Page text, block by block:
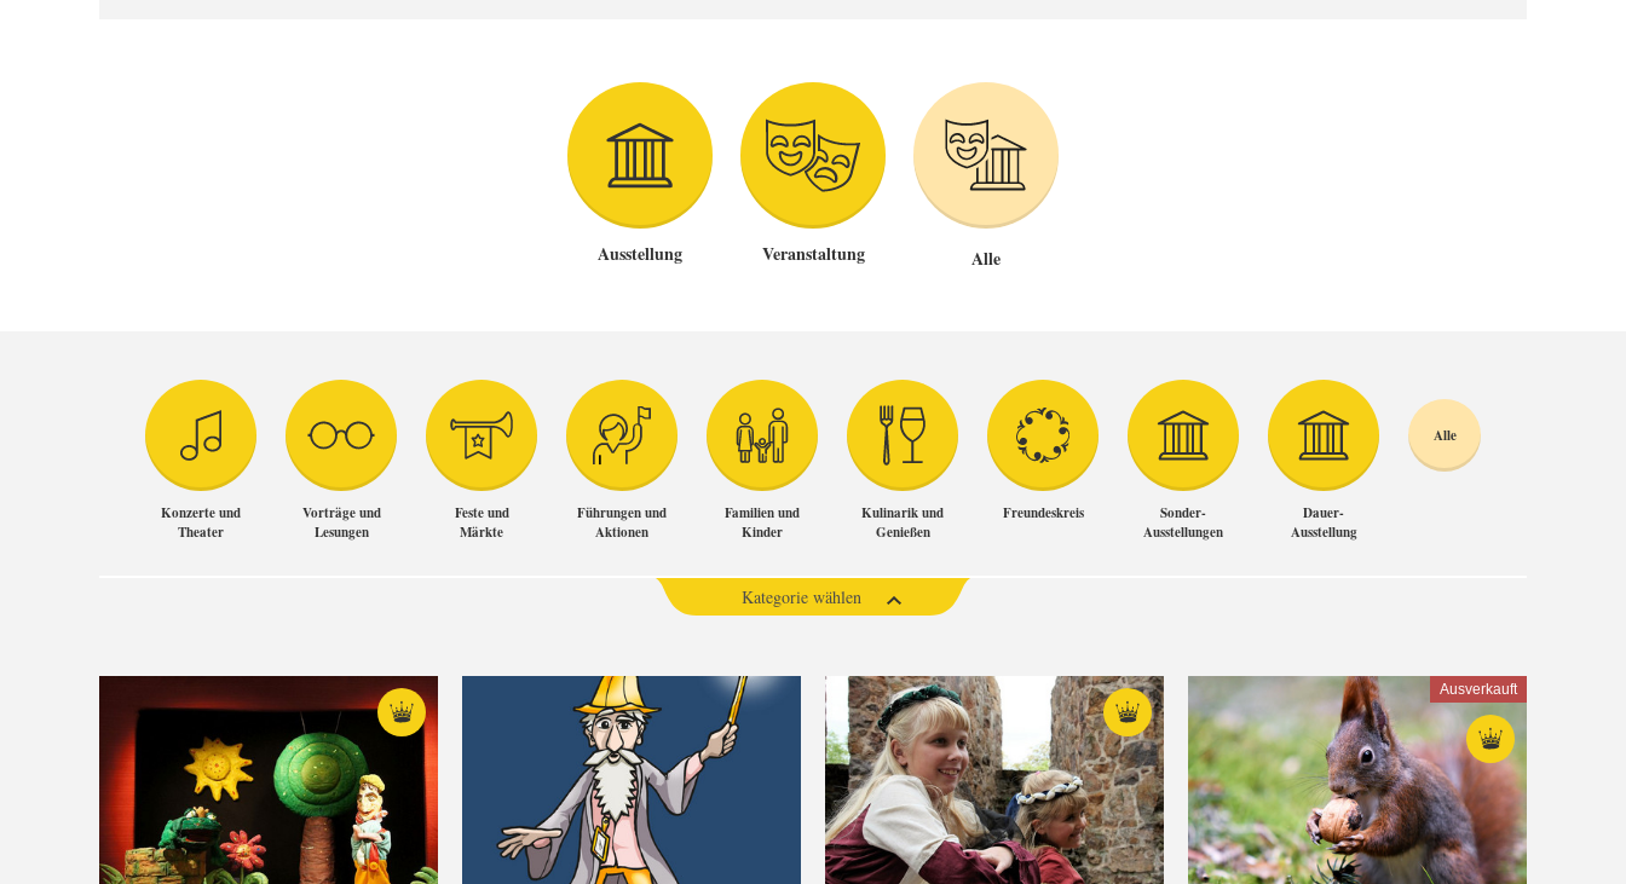
Ausstellung Veranstaltung Alle
Konzerte und
Theater
Vorträge und
Lesungen
Feste und
Märkte
Führungen und
Aktionen
Familien und
Kinder
Kulinarik und
Genießen
Freundeskreis
Sonder-
Ausstellungen
Dauer-
Ausstellung
Alle
Kategorie wählen
Ausverkauft